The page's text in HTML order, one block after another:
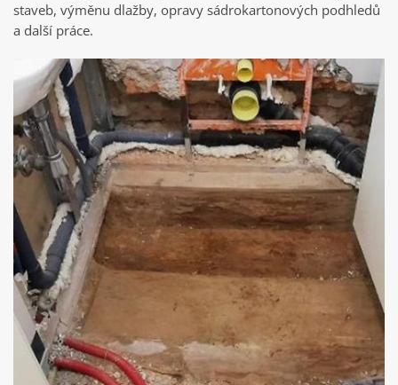
staveb, výměnu dlažby, opravy sádrokartonových podhledů
a další práce.
+